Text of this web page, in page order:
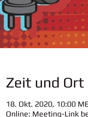
Zeit und Ort
18. Okt. 2020, 10:00
Online: Meeting-Link